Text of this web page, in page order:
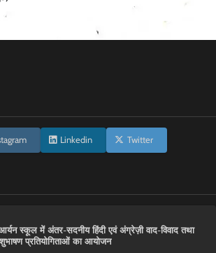
Linkedin Twitter
स्कूल में अंतर-सदनीय हिंदी एवं अंग्रेज़ी वाद-विवाद तथा
प्रतियोगिताओं का आयोजन